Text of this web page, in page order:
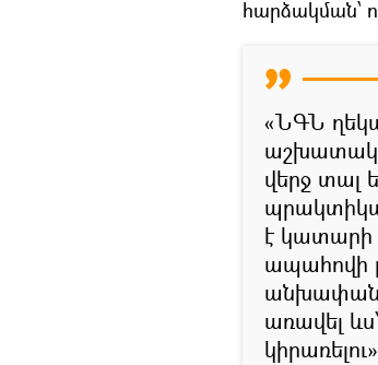
հարձակման՝
«ՆԳՆ
վերջ տալ
է կատարի
ապահովի
անխափան
առավել